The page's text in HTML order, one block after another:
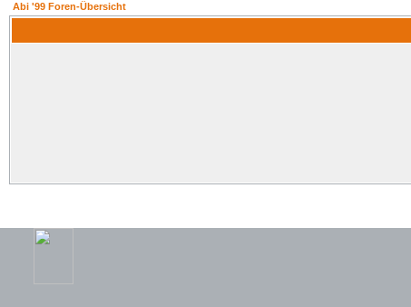
Abi '99 Foren-Übersicht